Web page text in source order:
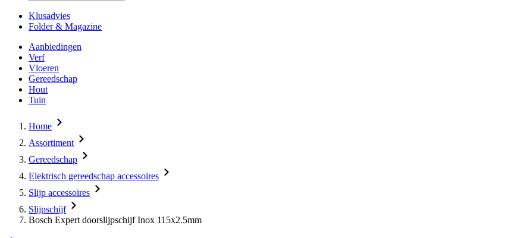
Klusadvies
Folder & Magazine
Aanbiedingen
Verf
Vloeren
Gereedschap
Hout
Tuin
Home
Assortiment
Gereedschap
Elektrisch gereedschap accessoires
Slijp accessoires
Slijpschijf
Bosch Expert doorslijpschijf Inox 115x2.5mm